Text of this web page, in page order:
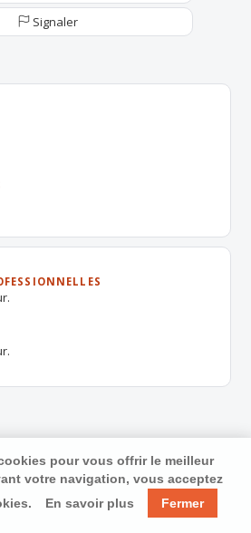
Signaler
pour vous offrir le meilleur
votre navigation, vous acceptez
En savoir plus Fermer